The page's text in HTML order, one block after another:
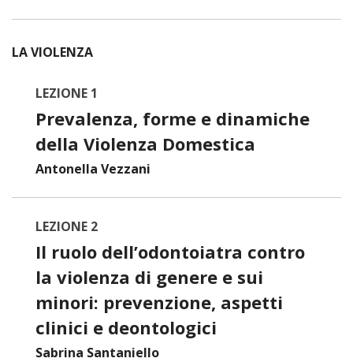
LA VIOLENZA
LEZIONE 1
Prevalenza, forme e dinamiche
della Violenza Domestica
Antonella Vezzani
LEZIONE 2
Il ruolo dell’odontoiatra contro
la violenza di genere e sui
minori: prevenzione, aspetti
clinici e deontologici
Sabrina Santaniello